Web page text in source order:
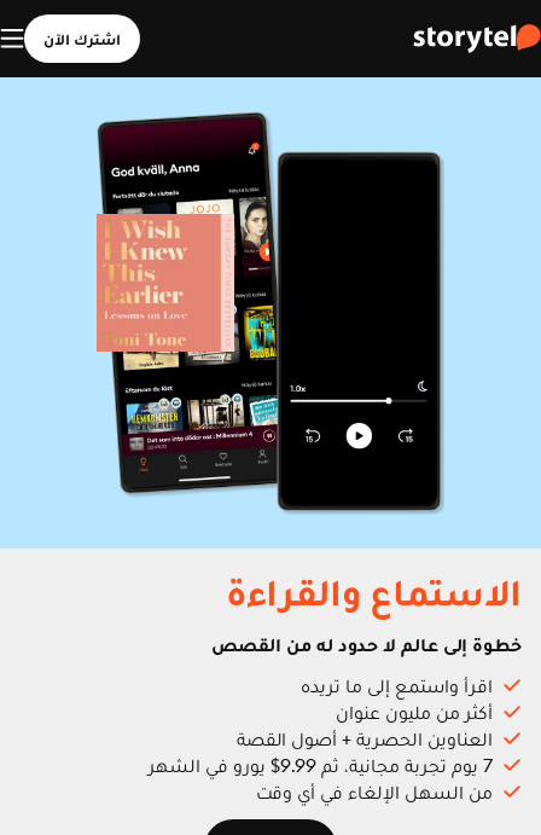
اشترك الآن
الاستماع والقراءة
خطوة إلى عالم لا حدود له من القصص
اقرأ واستمع إلى ما تريده
أكثر من مليون عنوان
العناوين الحصرية + أصول القصة
7 يوم تجربة مجانية، ثم 9.99$ يورو في الشهر
من السهل الإلغاء في أي وقت